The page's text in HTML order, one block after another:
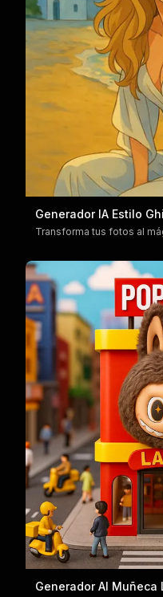
Generador IA Estilo
Transforma tus fotos al
Generador AI Muñeca